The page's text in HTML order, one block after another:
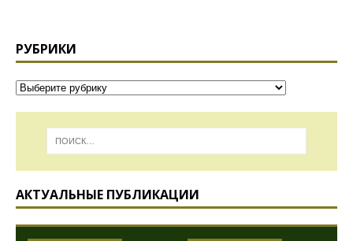
РУБРИКИ
АКТУАЛЬНЫЕ ПУБЛИКАЦИИ